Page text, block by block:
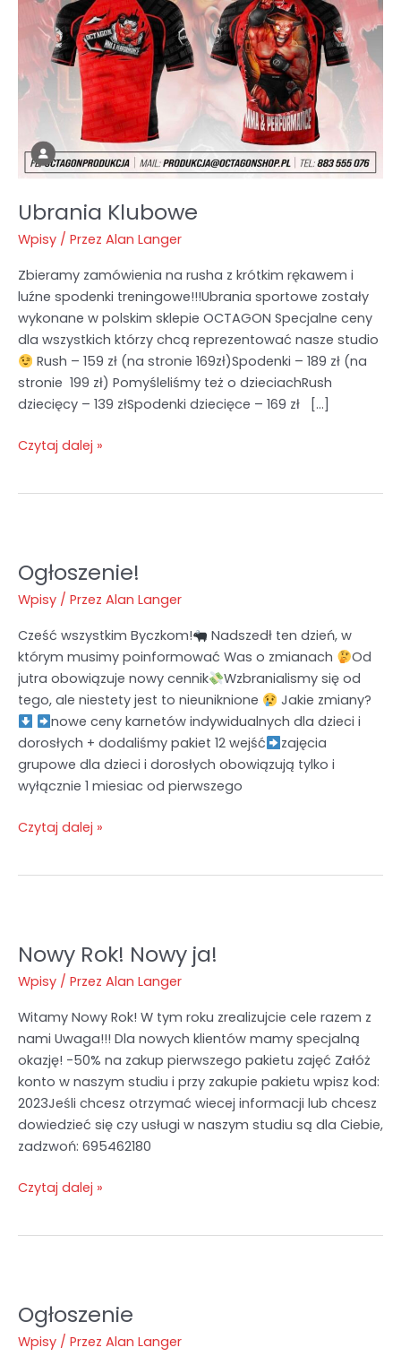
Ubrania Klubowe
Wpisy / Przez Alan Langer
Zbieramy zamówienia na rusha z krótkim rękawem i
luźne spodenki treningowe!!!Ubrania sportowe zostały
wykonane w polskim sklepie OCTAGON Specjalne ceny
dla wszystkich którzy chcą reprezentować nasze studio
Rush – 159 zł (na stronie 169zł)Spodenki – 189 zł (na
stronie 199 zł) Pomyśleliśmy też o dzieciachRush
dziecięcy – 139 złSpodenki dziecięce – 169 zł […]
Czytaj dalej »
Ogłoszenie!
Wpisy / Przez Alan Langer
Cześć wszystkim Byczkom!
Nadszedł ten dzień, w
którym musimy poinformować Was o zmianach
Od
jutra obowiązuje nowy cennik
Wzbranialismy się od
tego, ale niestety jest to nieuniknione
Jakie zmiany?
nowe ceny karnetów indywidualnych dla dzieci i
dorosłych + dodaliśmy pakiet 12 wejść
zajęcia
grupowe dla dzieci i dorosłych obowiązują tylko i
wyłącznie 1 miesiac od pierwszego
Ogłoszenie!
Czytaj dalej »
Nowy Rok! Nowy ja!
Wpisy / Przez Alan Langer
Witamy Nowy Rok! W tym roku zrealizujcie cele razem z
nami Uwaga!!! Dla nowych klientów mamy specjalną
okazję! -50% na zakup pierwszego pakietu zajęć Załóż
konto w naszym studiu i przy zakupie pakietu wpisz kod:
2023Jeśli chcesz otrzymać wiecej informacji lub chcesz
dowiedzieć się czy usługi w naszym studiu są dla Ciebie,
zadzwoń: 695462180
Nowy
Rok!
Nowy
ja!
Czytaj dalej »
Ogłoszenie
Wpisy / Przez Alan Langer
Ogłoszenie